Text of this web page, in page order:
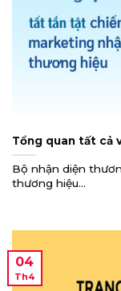
Tổng quan tất cả
Bộ nhận diện
thương hiệu...
04
Th4